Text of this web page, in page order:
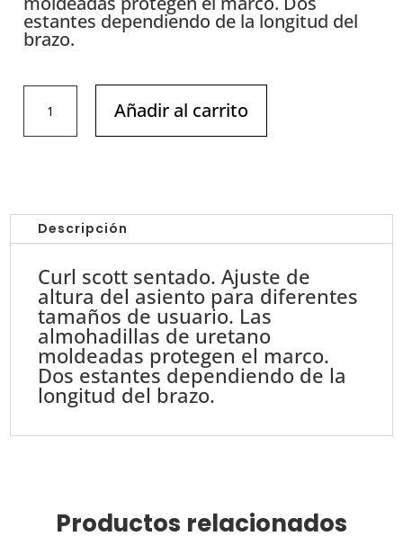
estantes dependiendo de la longitud del
brazo.
EVOST
Scott
//
Preacher
Curl
E7044
cantidad
Añadir al carrito
Descripción
Curl scott sentado. Ajuste de
altura del asiento para diferentes
tamaños de usuario. Las
almohadillas de uretano
moldeadas protegen el marco.
Dos estantes dependiendo de la
longitud del brazo.
Productos relacionados